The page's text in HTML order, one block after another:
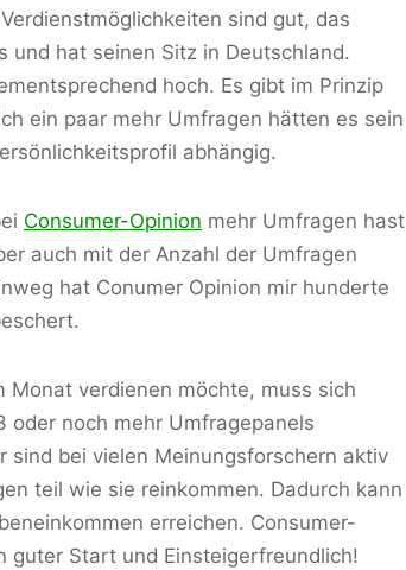
sind gut, das
und hat seinen Sitz in Deutschland.
hoch. Es gibt im Prinzip
ein paar mehr Umfragen hätten es sein
abhängig.
Consumer-Opinion mehr Umfragen hast
auch mit der Anzahl der Umfragen
hat Conumer Opinion mir hunderte
Monat verdienen möchte, muss sich
oder noch mehr Umfragepanels
sind bei vielen Meinungsforschern aktiv
teil wie sie reinkommen. Dadurch kann
erreichen. Consumer-
guter Start und Einsteigerfreundlich!